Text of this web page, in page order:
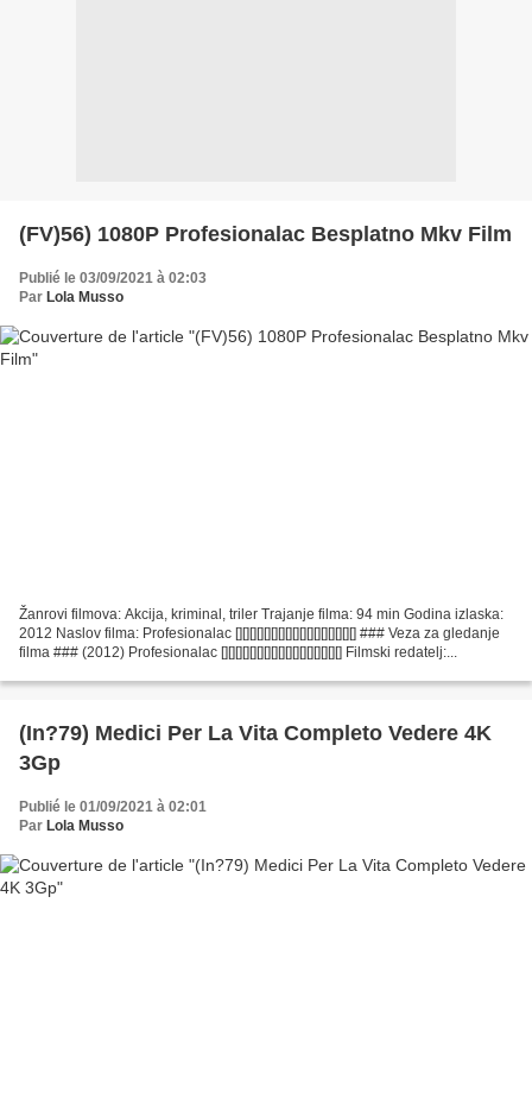
(FV)56) 1080P Profesionalac Besplatno Mkv Film
Publié le 03/09/2021 à 02:03
Par Lola Musso
Žanrovi filmova: Akcija, kriminal, triler Trajanje filma: 94 min Godina izlaska:
2012 Naslov filma: Profesionalac [][][][][][][][][][][][][][][][][] ### Veza za gledanje
filma ### (2012) Profesionalac [][][][][][][][][][][][][][][][][] Filmski redatelj:...
(In?79) Medici Per La Vita Completo Vedere 4K
3Gp
Publié le 01/09/2021 à 02:01
Par Lola Musso